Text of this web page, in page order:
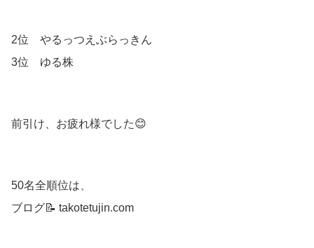
2位 やるっつえぶらっきん
3位 ゆる株
前引け、お疲れ様でした😊
50名全順位は、
ブログ📝 takotetujin.com